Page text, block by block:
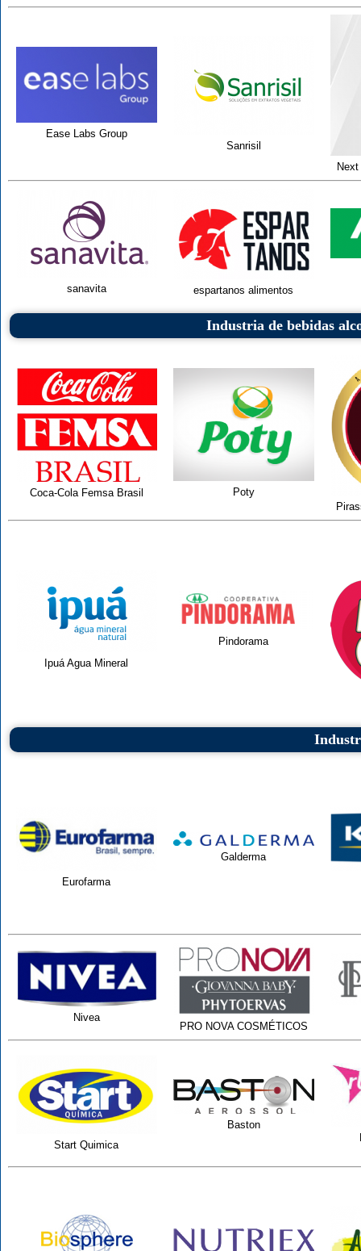
Ease Labs Group
Sanrisil
sanavita espartanos alimentos
Industria de bebidas
Coca-Cola Femsa Brasil
Poty
Ipuá Agua Mineral
Pindorama
Eurofarma
Galderma
Nivea
PRO NOVA COSMÉTICOS
Start Quimica
Baston